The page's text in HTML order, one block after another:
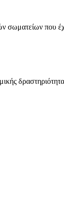
σωματείων που